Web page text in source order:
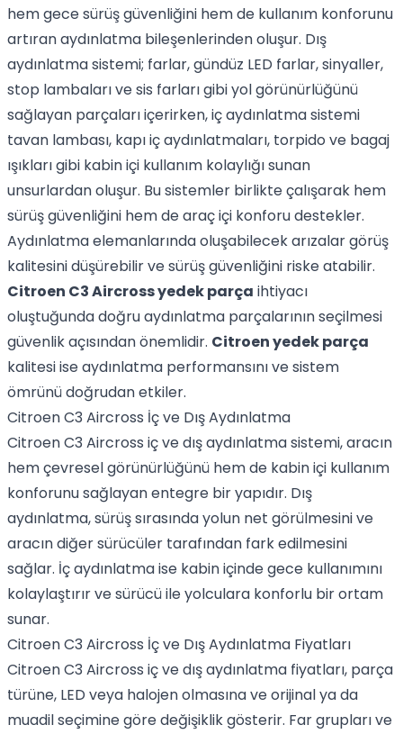
hem gece sürüş güvenliğini hem de kullanım konforunu
artıran aydınlatma bileşenlerinden oluşur. Dış
aydınlatma sistemi; farlar, gündüz LED farlar, sinyaller,
stop lambaları ve sis farları gibi yol görünürlüğünü
sağlayan parçaları içerirken, iç aydınlatma sistemi
tavan lambası, kapı iç aydınlatmaları, torpido ve bagaj
ışıkları gibi kabin içi kullanım kolaylığı sunan
unsurlardan oluşur. Bu sistemler birlikte çalışarak hem
sürüş güvenliğini hem de araç içi konforu destekler.
Aydınlatma elemanlarında oluşabilecek arızalar görüş
kalitesini düşürebilir ve sürüş güvenliğini riske atabilir.
Citroen C3 Aircross yedek parça ihtiyacı
oluştuğunda doğru aydınlatma parçalarının seçilmesi
güvenlik açısından önemlidir. Citroen yedek parça
kalitesi ise aydınlatma performansını ve sistem
ömrünü doğrudan etkiler.
Citroen C3 Aircross İç ve Dış Aydınlatma
Citroen C3 Aircross iç ve dış aydınlatma sistemi, aracın
hem çevresel görünürlüğünü hem de kabin içi kullanım
konforunu sağlayan entegre bir yapıdır. Dış
aydınlatma, sürüş sırasında yolun net görülmesini ve
aracın diğer sürücüler tarafından fark edilmesini
sağlar. İç aydınlatma ise kabin içinde gece kullanımını
kolaylaştırır ve sürücü ile yolculara konforlu bir ortam
sunar.
Citroen C3 Aircross İç ve Dış Aydınlatma Fiyatları
Citroen C3 Aircross iç ve dış aydınlatma fiyatları, parça
türüne, LED veya halojen olmasına ve orijinal ya da
muadil seçimine göre değişiklik gösterir. Far grupları ve